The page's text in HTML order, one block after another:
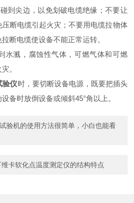
尖边，以免划破电缆绝缘；不要让
断电缆引起火灾；不要用电缆拉物体
断电缆使设备不能正常运转。
溅，腐蚀性气体，可燃气体和可燃
。
验仪时，要切断设备电源，既要把插头
备时放倒设备或倾斜45°角以上。
验机的使用方法很简单，小白也能看
卡软化点温度测定仪的结构特点